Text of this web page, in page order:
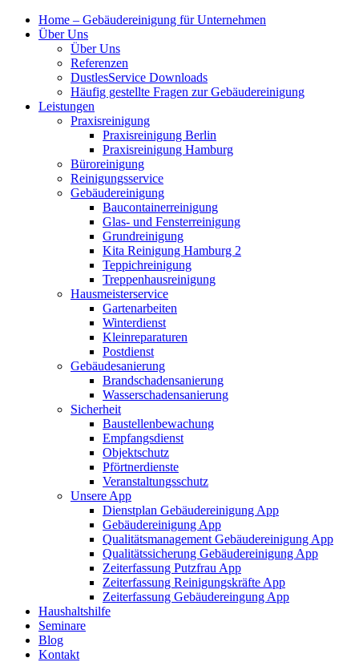
Home – Gebäudereinigung für Unternehmen
Über Uns
Über Uns
Referenzen
DustlesService Downloads
Häufig gestellte Fragen zur Gebäudereinigung
Leistungen
Praxisreinigung
Praxisreinigung Berlin
Praxisreinigung Hamburg
Büroreinigung
Reinigungsservice
Gebäudereinigung
Baucontainerreinigung
Glas- und Fensterreinigung
Grundreinigung
Kita Reinigung Hamburg 2
Teppichreinigung
Treppenhausreinigung
Hausmeisterservice
Gartenarbeiten
Winterdienst
Kleinreparaturen
Postdienst
Gebäudesanierung
Brandschadensanierung
Wasserschadensanierung
Sicherheit
Baustellenbewachung
Empfangsdienst
Objektschutz
Pförtnerdienste
Veranstaltungsschutz
Unsere App
Dienstplan Gebäudereinigung App
Gebäudereinigung App
Qualitätsmanagement Gebäudereinigung App
Qualitätssicherung Gebäudereinigung App
Zeiterfassung Putzfrau App
Zeiterfassung Reinigungskräfte App
Zeiterfassung Gebäudereingung App
Haushaltshilfe
Seminare
Blog
Kontakt